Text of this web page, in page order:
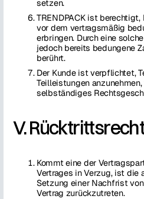
setzen.
TRENDPACK ist
vor dem vertragsmäßig
erbringen. Durch eine
jedoch bereits bedungene
berührt.
Der Kunde ist verpflichtet,
Teilleistungen
selbständiges
V.
Kommt eine der
Vertrages in Verzug, ist die
Setzung einer Nachfrist
Vertrag zurückzutreten.